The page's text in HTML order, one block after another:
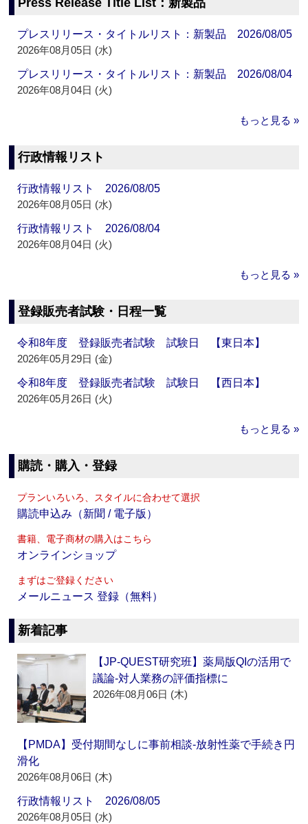
Press Release Title List：新製品
プレスリリース・タイトルリスト：新製品 2026/08/05
2026年08月05日 (水)
プレスリリース・タイトルリスト：新製品 2026/08/04
2026年08月04日 (火)
もっと見る »
行政情報リスト
行政情報リスト 2026/08/05
2026年08月05日 (水)
行政情報リスト 2026/08/04
2026年08月04日 (火)
もっと見る »
登録販売者試験・日程一覧
令和8年度 登録販売者試験 試験日 【東日本】
2026年05月29日 (金)
令和8年度 登録販売者試験 試験日 【西日本】
2026年05月26日 (火)
もっと見る »
購読・購入・登録
プランいろいろ、スタイルに合わせて選択
購読申込み（新聞 / 電子版）
書籍、電子商材の購入はこちら
オンラインショップ
まずはご登録ください
メールニュース 登録（無料）
新着記事
【JP-QUEST研究班】薬局版QIの活用で
議論‐対人業務の評価指標に
2026年08月06日 (木)
【PMDA】受付期間なしに事前相談‐放射性薬で手続き円
滑化
2026年08月06日 (木)
行政情報リスト 2026/08/05
2026年08月05日 (水)